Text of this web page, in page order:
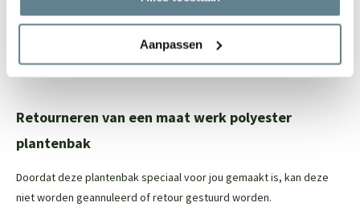
Aanpassen
je eenvoudig je polyester plantenbak en zorg je ervoor dat de jouw
plantenbak er na van loop van tijd weer als nieuw uit gaat zien. In
deze set zit eenCleaneren eenCoating spray.
Retourneren van een maat werk polyester
plantenbak
Doordat deze plantenbak speciaal voor jou gemaakt is, kan deze
niet worden geannuleerd of retour gestuurd worden.